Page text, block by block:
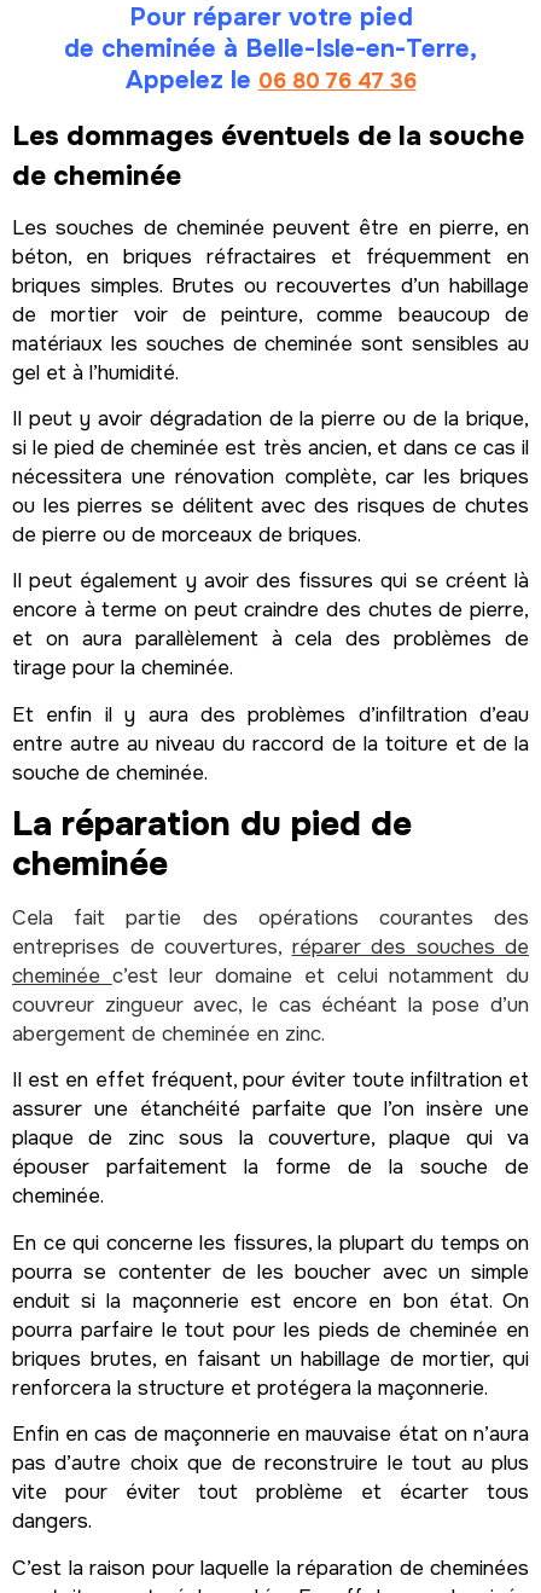
Pour réparer votre pied
de cheminée à Belle-Isle-en-Terre,
Appelez le 06 80 76 47 36
Les dommages éventuels de la souche
de cheminée
Les souches de cheminée peuvent être en pierre, en
béton, en briques réfractaires et fréquemment en
briques simples. Brutes ou recouvertes d’un habillage
de mortier voir de peinture, comme beaucoup de
matériaux les souches de cheminée sont sensibles au
gel et à l’humidité.
Il peut y avoir dégradation de la pierre ou de la brique,
si le pied de cheminée est très ancien, et dans ce cas il
nécessitera une rénovation complète, car les briques
ou les pierres se délitent avec des risques de chutes
de pierre ou de morceaux de briques.
Il peut également y avoir des fissures qui se créent là
encore à terme on peut craindre des chutes de pierre,
et on aura parallèlement à cela des problèmes de
tirage pour la cheminée.
Et enfin il y aura des problèmes d’infiltration d’eau
entre autre au niveau du raccord de la toiture et de la
souche de cheminée.
La réparation du pied de
cheminée
Cela fait partie des opérations courantes des
entreprises de couvertures, réparer des souches de
cheminée c’est leur domaine et celui notamment du
couvreur zingueur avec, le cas échéant la pose d’un
abergement de cheminée en zinc.
Il est en effet fréquent, pour éviter toute infiltration et
assurer une étanchéité parfaite que l’on insère une
plaque de zinc sous la couverture, plaque qui va
épouser parfaitement la forme de la souche de
cheminée.
En ce qui concerne les fissures, la plupart du temps on
pourra se contenter de les boucher avec un simple
enduit si la maçonnerie est encore en bon état. On
pourra parfaire le tout pour les pieds de cheminée en
briques brutes, en faisant un habillage de mortier, qui
renforcera la structure et protégera la maçonnerie.
Enfin en cas de maçonnerie en mauvaise état on n’aura
pas d’autre choix que de reconstruire le tout au plus
vite pour éviter tout problème et écarter tous
dangers.
C’est la raison pour laquelle la réparation de cheminées